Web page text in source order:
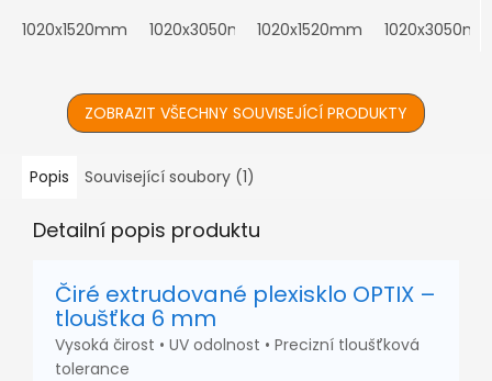
1020x1520mm
1020x3050mm 2050x1010mm
1020x1520mm
ZOBRAZIT VŠECHNY SOUVISEJÍCÍ PRODUKTY
Popis Související soubory (1)
Detailní popis produktu
Čiré extrudované plexisklo OPTIX –
tloušťka 6 mm
Vysoká čirost • UV odolnost • Precizní tloušťková
tolerance